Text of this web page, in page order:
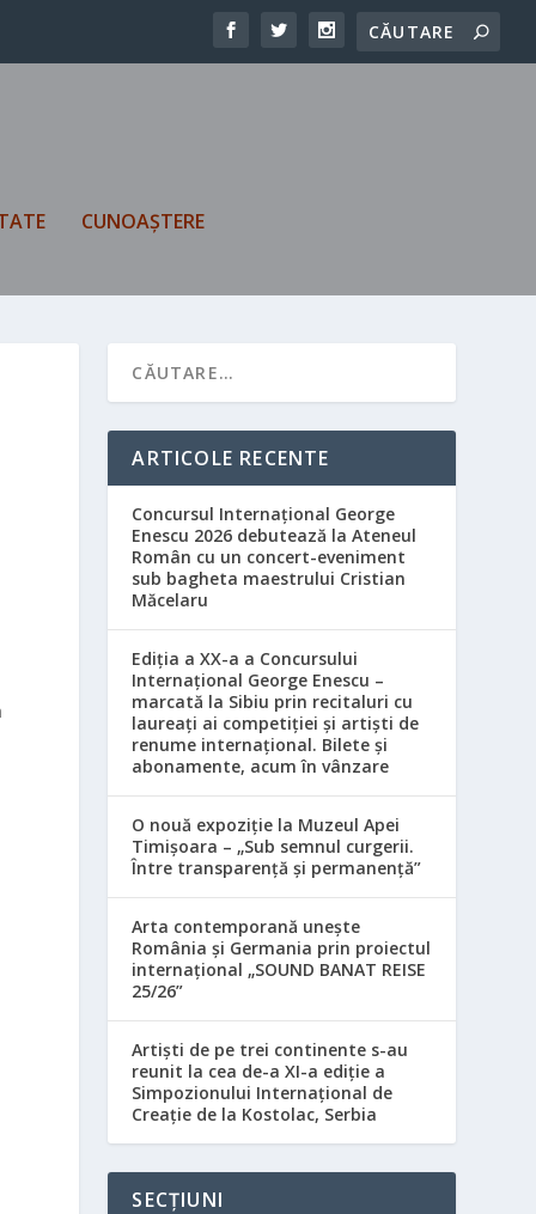
CUNOAȘTERE
ARTICOLE RECENTE
Concursul Internațional George
Enescu 2026 debutează la Ateneul
Român cu un concert-eveniment
sub bagheta maestrului Cristian
Măcelaru
Ediția a XX-a a Concursului
Internațional George Enescu –
marcată la Sibiu prin recitaluri cu
laureați ai competiției și artiști de
renume internațional. Bilete și
abonamente, acum în vânzare
O nouă expoziție la Muzeul Apei
Timișoara – „Sub semnul curgerii.
Între transparență și permanență”
Arta contemporană unește
România și Germania prin proiectul
internațional „SOUND BANAT REISE
25/26”
Artiști de pe trei continente s-au
reunit la cea de-a XI-a ediție a
Simpozionului Internațional de
Creație de la Kostolac, Serbia
SECȚIUNI